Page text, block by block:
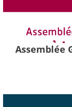
Assemblée